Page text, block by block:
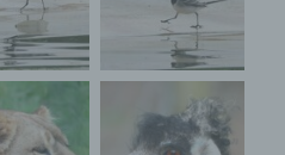
Es erfolgt keine
Daten an
Blog auf der